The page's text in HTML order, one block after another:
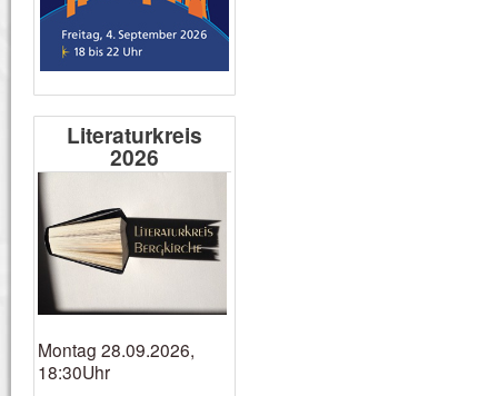
Literaturkreis
2026
Montag 28.09.2026,
18:30Uhr